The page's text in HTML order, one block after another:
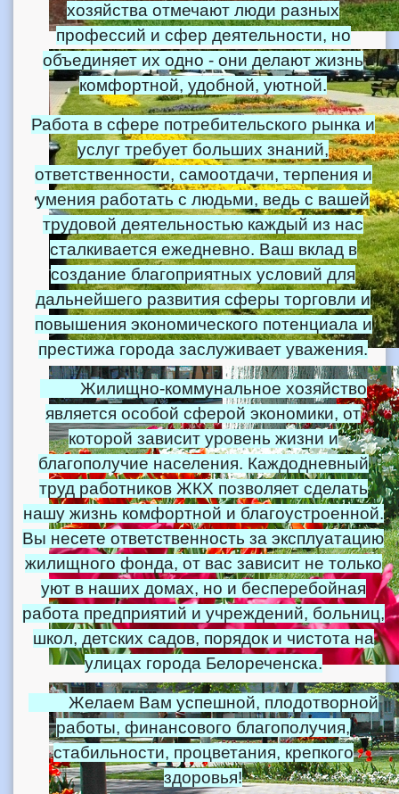
хозяйства отмечают люди разных
профессий и сфер деятельности, но
объединяет их одно - они делают жизнь
комфортной, удобной, уютной.
Работа в сфере потребительского рынка и
услуг требует больших знаний,
ответственности, самоотдачи, терпения и
умения работать с людьми, ведь с вашей
трудовой деятельностью каждый из нас
сталкивается ежедневно. Ваш вклад в
создание благоприятных условий для
дальнейшего развития сферы торговли и
повышения экономического потенциала и
престижа города заслуживает уважения.
Жилищно-коммунальное хозяйство
является особой сферой экономики, от
которой зависит уровень жизни и
благополучие населения. Каждодневный
труд работников ЖКХ позволяет сделать
нашу жизнь комфортной и благоустроенной.
Вы несете ответственность за эксплуатацию
жилищного фонда, от вас зависит не только
уют в наших домах, но и бесперебойная
работа предприятий и учреждений, больниц,
школ, детских садов, порядок и чистота на
улицах города Белореченска.
Желаем Вам успешной, плодотворной
работы, финансового благополучия,
стабильности, процветания, крепкого
здоровья!